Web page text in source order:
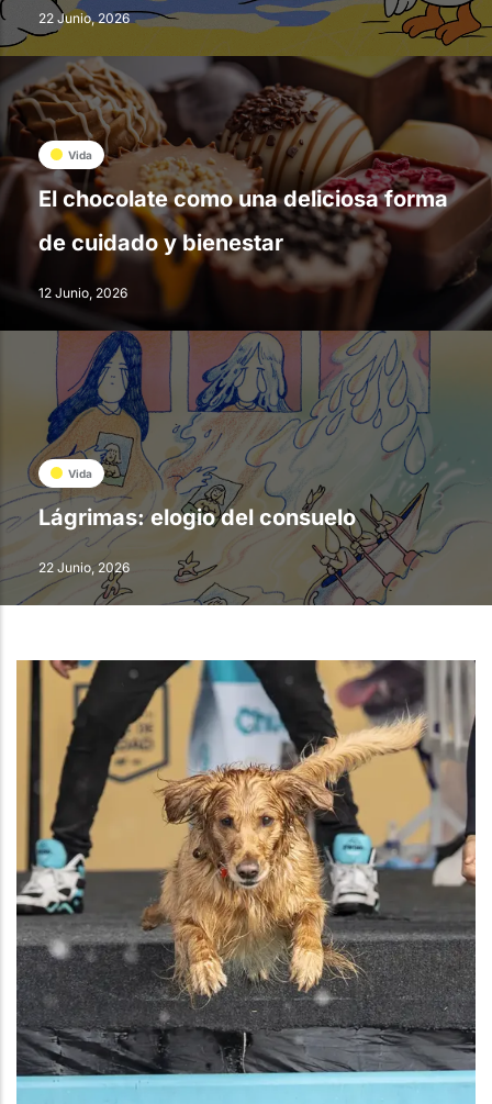
22 Junio, 2026
Vida
El chocolate como una deliciosa forma
de cuidado y bienestar
12 Junio, 2026
Vida
Lágrimas: elogio del consuelo
22 Junio, 2026